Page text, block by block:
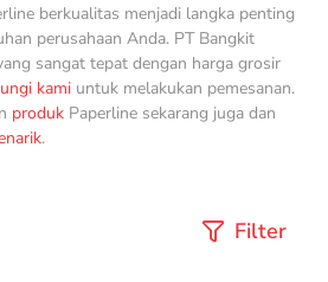
berkualitas menjadi langka penting
perusahaan Anda. PT Bangkit
sangat tepat dengan harga grosir
kami untuk melakukan pemesanan.
produk Paperline sekarang juga dan
.
Filter